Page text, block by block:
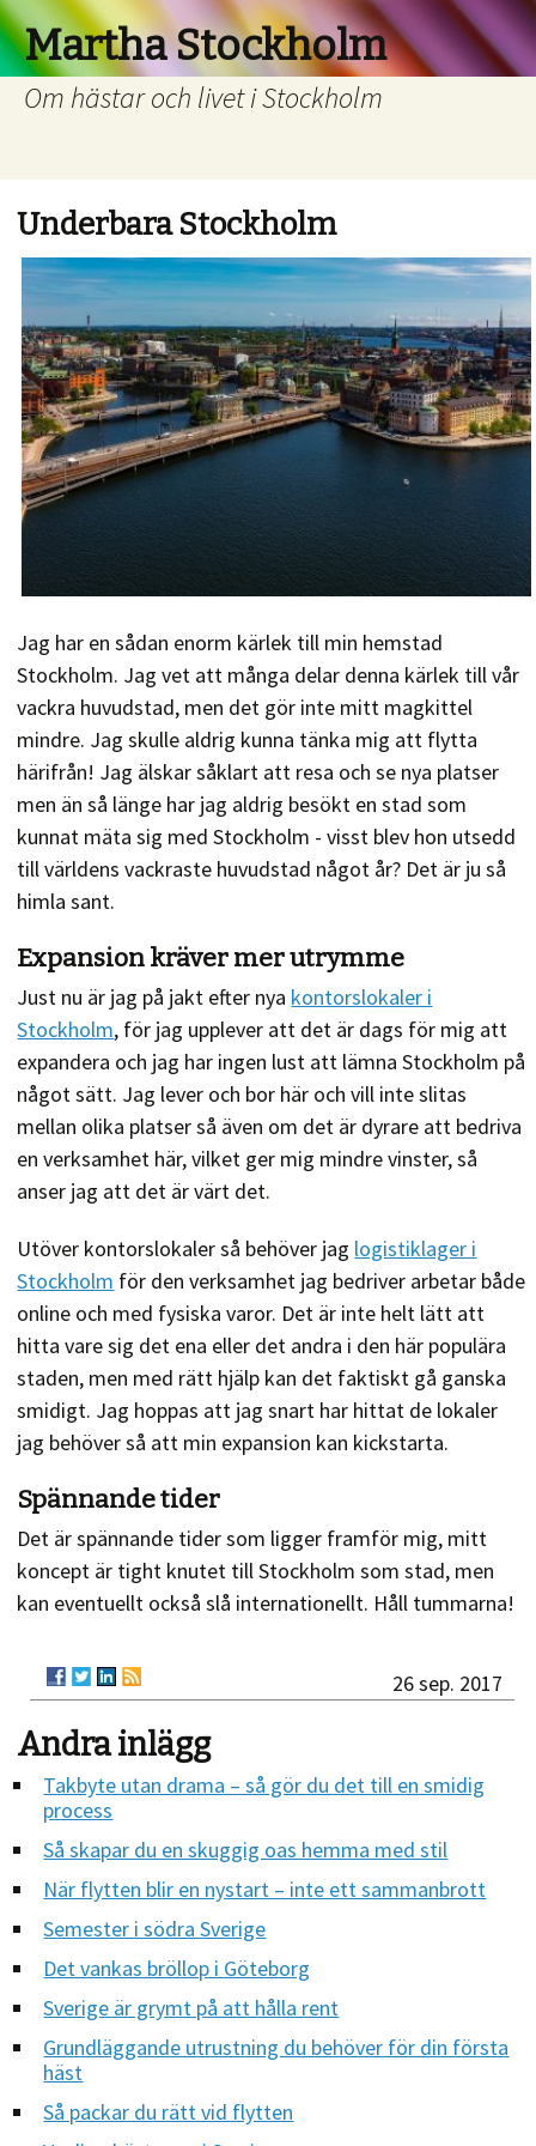
Martha Stockholm
Om hästar och livet i Stockholm
Underbara Stockholm
Jag har en sådan enorm kärlek till min hemstad
Stockholm. Jag vet att många delar denna kärlek till vår
vackra huvudstad, men det gör inte mitt magkittel
mindre. Jag skulle aldrig kunna tänka mig att flytta
härifrån! Jag älskar såklart att resa och se nya platser
men än så länge har jag aldrig besökt en stad som
kunnat mäta sig med Stockholm - visst blev hon utsedd
till världens vackraste huvudstad något år? Det är ju så
himla sant.
Expansion kräver mer utrymme
Just nu är jag på jakt efter nya kontorslokaler i
Stockholm, för jag upplever att det är dags för mig att
expandera och jag har ingen lust att lämna Stockholm på
något sätt. Jag lever och bor här och vill inte slitas
mellan olika platser så även om det är dyrare att bedriva
en verksamhet här, vilket ger mig mindre vinster, så
anser jag att det är värt det.
Utöver kontorslokaler så behöver jag logistiklager i
Stockholm för den verksamhet jag bedriver arbetar både
online och med fysiska varor. Det är inte helt lätt att
hitta vare sig det ena eller det andra i den här populära
staden, men med rätt hjälp kan det faktiskt gå ganska
smidigt. Jag hoppas att jag snart har hittat de lokaler
jag behöver så att min expansion kan kickstarta.
Spännande tider
Det är spännande tider som ligger framför mig, mitt
koncept är tight knutet till Stockholm som stad, men
kan eventuellt också slå internationellt. Håll tummarna!
26 sep. 2017
Andra inlägg
Takbyte utan drama – så gör du det till en smidig
process
Så skapar du en skuggig oas hemma med stil
När flytten blir en nystart – inte ett sammanbrott
Semester i södra Sverige
Det vankas bröllop i Göteborg
Sverige är grymt på att hålla rent
Grundläggande utrustning du behöver för din första
häst
Så packar du rätt vid flytten